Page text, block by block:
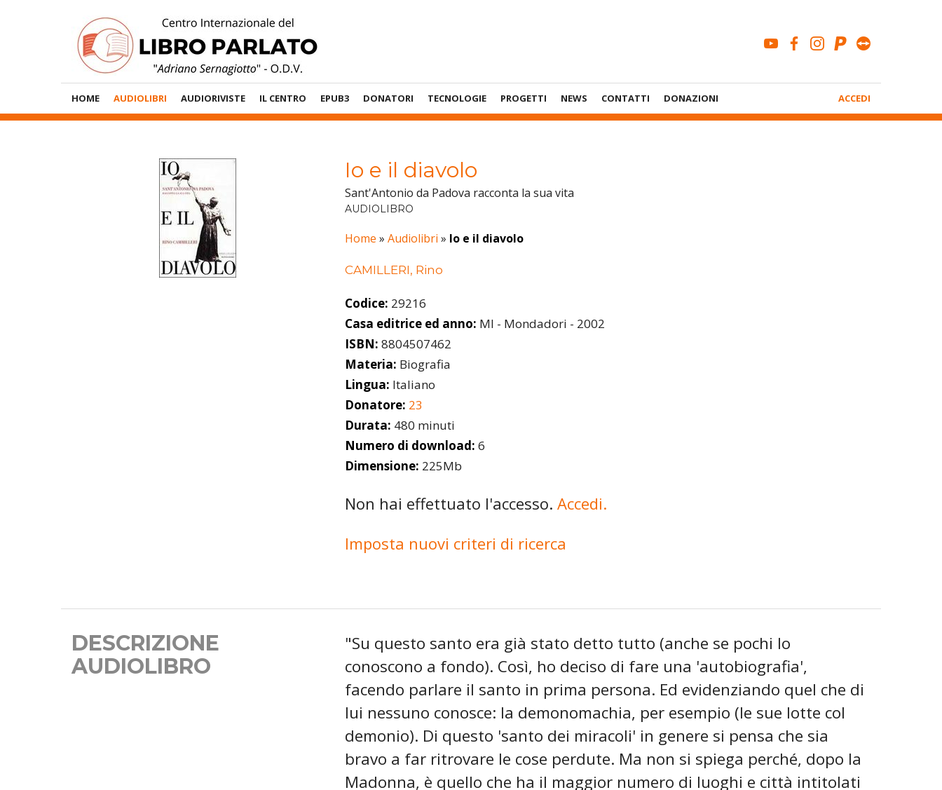
youtubefacebook
instagram
paypal
Menù
Principale
HOME AUDIOLIBRI AUDIORIVISTE IL CENTRO EPUB3 DONATORI TECNOLOGIE PROGETTI NEWS CONTATTI DONAZIONI
Account
ACCEDI
Io e il diavolo
Sant'Antonio da Padova racconta la sua vita
AUDIOLIBRO
Home » Audiolibri » Io e il diavolo
CAMILLERI, Rino
Codice: 29216
Casa editrice ed anno: MI - Mondadori - 2002
ISBN: 8804507462
Materia: Biografia
Lingua: Italiano
Donatore: 23
Durata: 480 minuti
Numero di download: 6
Dimensione: 225Mb
Non hai effettuato l'accesso. Accedi.
Imposta nuovi criteri di ricerca
DESCRIZIONE
AUDIOLIBRO
"Su questo santo era già stato detto tutto (anche se pochi lo
conoscono a fondo). Così, ho deciso di fare una 'autobiografia',
facendo parlare il santo in prima persona. Ed evidenziando quel che di
lui nessuno conosce: la demonomachia, per esempio (le sue lotte col
demonio). Di questo 'santo dei miracoli' in genere si pensa che sia
bravo a far ritrovare le cose perdute. Ma non si spiega perché, dopo la
Madonna, è quello che ha il maggior numero di luoghi e città intitolati